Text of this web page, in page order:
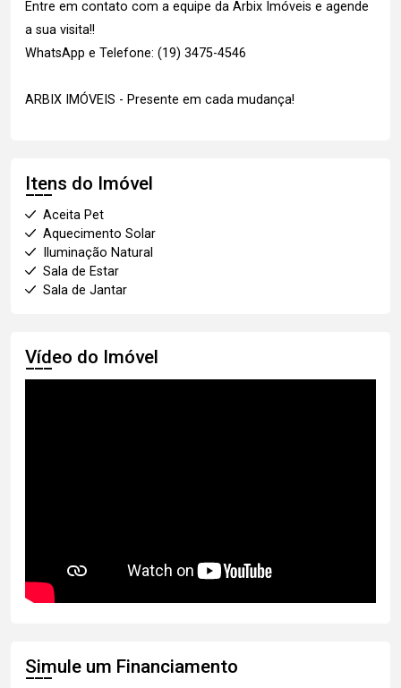
Entre em contato com a equipe da Arbix Imóveis e agende
a sua visita!!
WhatsApp e Telefone: (19) 3475-4546
ARBIX IMÓVEIS - Presente em cada mudança!
Itens do Imóvel
Aceita Pet
Aquecimento Solar
Iluminação Natural
Sala de Estar
Sala de Jantar
Vídeo do Imóvel
Simule um Financiamento